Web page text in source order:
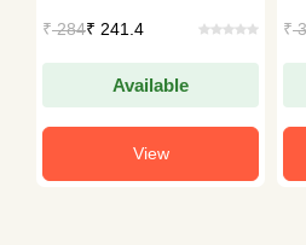
₹284₹ 241.4
Available
View
₹